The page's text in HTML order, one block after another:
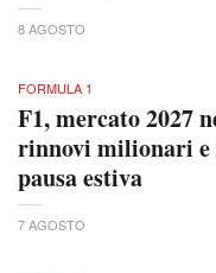
8 AGOSTO
FORMULA 1
F1, mercato 2027
rinnovi milionari e
pausa estiva
7 AGOSTO